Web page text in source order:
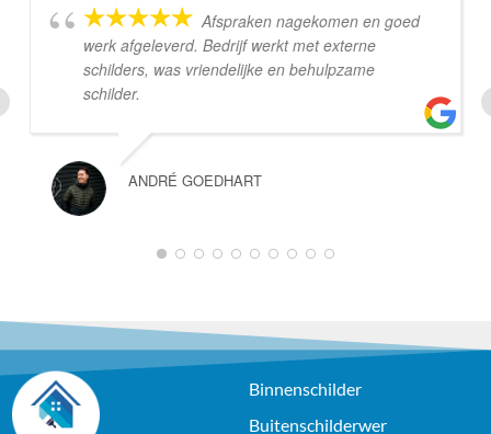
Afspraken nagekomen en goed
werk afgeleverd. Bedrijf werkt met externe
schilders, was vriendelijke en behulpzame
schilder.
ANDRÉ GOEDHART
1 2 3 4 5 6 7 8 9 10
Binnenschilder
Buitenschilderwer